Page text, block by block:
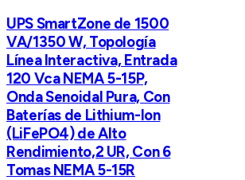
UPS SmartZone de 1500
VA/1350 W, Topología
Línea Interactiva, Entrada
120 Vca NEMA 5-15P,
Onda Senoidal Pura, Con
Baterías de Lithium-Ion
(LiFePO4) de Alto
Rendimiento,2 UR, Con 6
Tomas NEMA 5-15R